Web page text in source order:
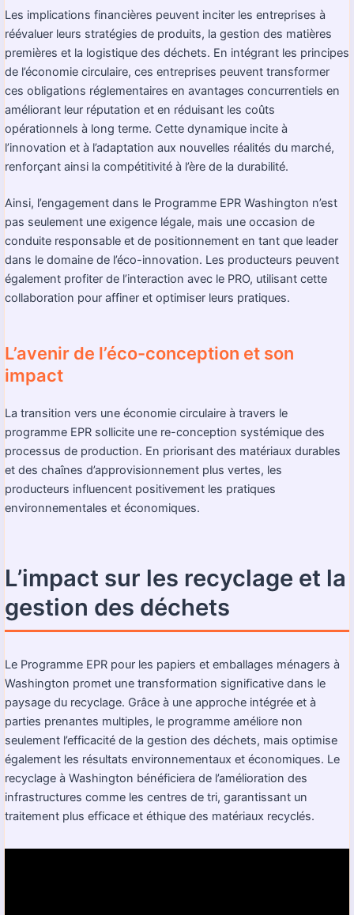
Les implications financières peuvent inciter les entreprises à
réévaluer leurs stratégies de produits, la gestion des matières
premières et la logistique des déchets. En intégrant les principes
de l’économie circulaire, ces entreprises peuvent transformer
ces obligations réglementaires en avantages concurrentiels en
améliorant leur réputation et en réduisant les coûts
opérationnels à long terme. Cette dynamique incite à
l’innovation et à l’adaptation aux nouvelles réalités du marché,
renforçant ainsi la compétitivité à l’ère de la durabilité.
Ainsi, l’engagement dans le Programme EPR Washington n’est
pas seulement une exigence légale, mais une occasion de
conduite responsable et de positionnement en tant que leader
dans le domaine de l’éco-innovation. Les producteurs peuvent
également profiter de l’interaction avec le PRO, utilisant cette
collaboration pour affiner et optimiser leurs pratiques.
L’avenir de l’éco-conception et son
impact
La transition vers une économie circulaire à travers le
programme EPR sollicite une re-conception systémique des
processus de production. En priorisant des matériaux durables
et des chaînes d’approvisionnement plus vertes, les
producteurs influencent positivement les pratiques
environnementales et économiques.
L’impact sur les recyclage et la
gestion des déchets
Le Programme EPR pour les papiers et emballages ménagers à
Washington promet une transformation significative dans le
paysage du recyclage. Grâce à une approche intégrée et à
parties prenantes multiples, le programme améliore non
seulement l’efficacité de la gestion des déchets, mais optimise
également les résultats environnementaux et économiques. Le
recyclage à Washington bénéficiera de l’amélioration des
infrastructures comme les centres de tri, garantissant un
traitement plus efficace et éthique des matériaux recyclés.